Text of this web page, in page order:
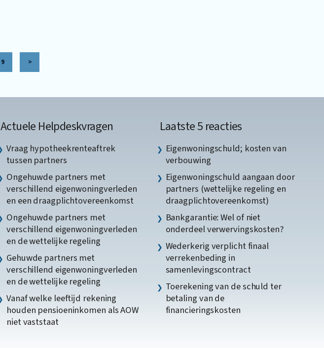
9 >
Actuele Helpdeskvragen
Vraag hypotheekrenteaftrek
tussen partners
Ongehuwde partners met
verschillend eigenwoningverleden
en een draagplichtovereenkomst
Ongehuwde partners met
verschillend eigenwoningverleden
en de wettelijke regeling
Gehuwde partners met
verschillend eigenwoningverleden
en de wettelijke regeling
Vanaf welke leeftijd rekening
houden pensioeninkomen als AOW
niet vaststaat
Laatste 5 reacties
Eigenwoningschuld; kosten van
verbouwing
Eigenwoningschuld aangaan door
partners (wettelijke regeling en
draagplichtovereenkomst)
Bankgarantie: Wel of niet
onderdeel verwervingskosten?
Wederkerig verplicht finaal
verrekenbeding in
samenlevingscontract
Toerekening van de schuld ter
betaling van de
financieringskosten